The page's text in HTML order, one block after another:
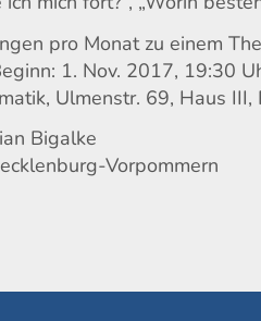
pro Monat zu einem
1. Nov. 2017, 19:30
Ulmenstr. 69, Haus III,
Bigalke
Vorpommern